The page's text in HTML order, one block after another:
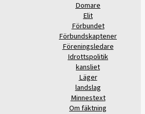
Domare
Elit
Förbundet
Förbundskaptener
Föreningsledare
Idrottspolitik
kansliet
Läger
landslag
Minnestext
Om fäktning